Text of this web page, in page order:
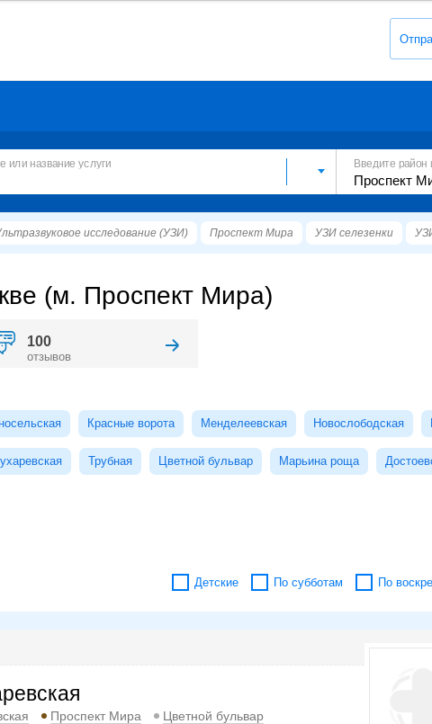
или название услуги Введите район
исследование (УЗИ) Проспект Мира УЗИ селезенки
(м. Проспект Мира)
100
отзывов
Красные ворота Менделеевская Новослободская
Трубная Цветной бульвар Марьина роща
Детские По субботам По
Проспект Мира
Цветной бульвар